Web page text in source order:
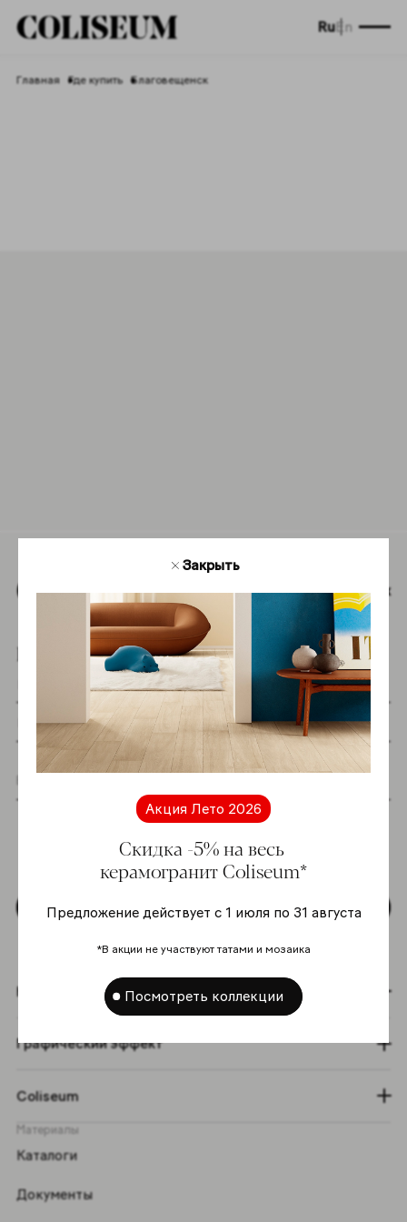
RuEn
Главная Где купить Благовещенск
Закрыть
Акция Лето 2026
Скидка -5% на весь
керамогранит Coliseum*
Предложение действует с 1 июля по 31 августа
*В акции не участвуют татами и мозаика
Посмотреть коллекции
Наверх
Подпишитесь на новостную рассылку
Я даю согласие на хранение и обработку
моих персональных данных согласно
Политике в отношении обработки
персональных данных *
Подписаться
Коллекции
Графический эффект
Coliseum
Материалы
Каталоги
Документы